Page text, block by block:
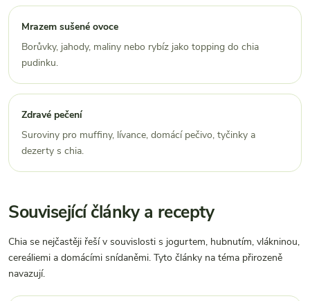
Mrazem sušené ovoce
Borůvky, jahody, maliny nebo rybíz jako topping do chia
pudinku.
Zdravé pečení
Suroviny pro muffiny, lívance, domácí pečivo, tyčinky a
dezerty s chia.
Související články a recepty
Chia se nejčastěji řeší v souvislosti s jogurtem, hubnutím, vlákninou,
cereáliemi a domácími snídaněmi. Tyto články na téma přirozeně
navazují.